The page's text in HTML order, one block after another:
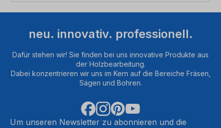
neu. innovativ. professionell.
Dafür stehen wir! Sie finden bei uns innovative Produkte aus
der Holzbearbeitung.
Dabei konzentrieren wir uns im Kern auf die Bereiche Fräsen,
Sägen und Bohren.
Um unseren Newsletter zu abonnieren und die